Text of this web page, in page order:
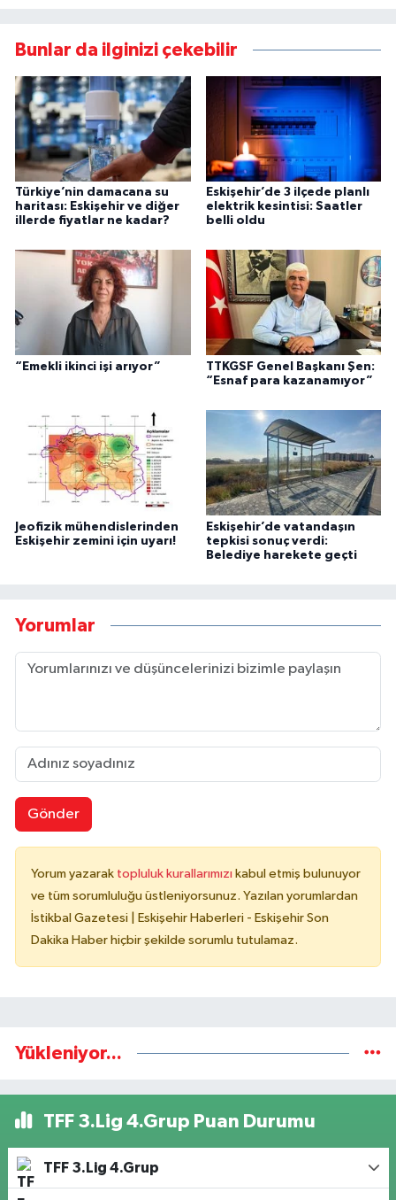
Bunlar da ilginizi çekebilir
Türkiye’nin damacana su
haritası: Eskişehir ve diğer
illerde fiyatlar ne kadar?
Eskişehir’de 3 ilçede planlı
elektrik kesintisi: Saatler
belli oldu
“Emekli ikinci işi arıyor”
TTKGSF Genel Başkanı Şen:
“Esnaf para kazanamıyor”
Jeofizik mühendislerinden
Eskişehir zemini için uyarı!
Eskişehir’de vatandaşın
tepkisi sonuç verdi:
Belediye harekete geçti
Yorumlar
Gönder
Yorum yazarak topluluk kurallarımızı kabul etmiş bulunuyor
ve tüm sorumluluğu üstleniyorsunuz. Yazılan yorumlardan
İstikbal Gazetesi | Eskişehir Haberleri - Eskişehir Son
Dakika Haber hiçbir şekilde sorumlu tutulamaz.
Yükleniyor...
TFF 3.Lig 4.Grup Puan Durumu
TFF 3.Lig 4.Grup